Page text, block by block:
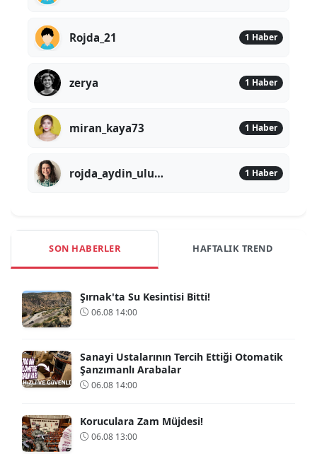
Rojda_21 1 Haber
zerya 1 Haber
miran_kaya73 1 Haber
rojda_aydin_uludere 1 Haber
SON HABERLER HAFTALIK TREND
Şırnak'ta Su Kesintisi Bitti!
06.08 14:00
Sanayi Ustalarının Tercih Ettiği Otomatik
Şanzımanlı Arabalar
06.08 14:00
Koruculara Zam Müjdesi!
06.08 13:00